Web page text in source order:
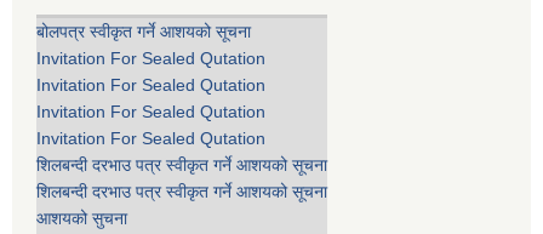
बोलपत्र स्वीकृत गर्ने आशयको सूचना
Invitation For Sealed Qutation
Invitation For Sealed Qutation
Invitation For Sealed Qutation
Invitation For Sealed Qutation
शिलबन्दी दरभाउ पत्र स्वीकृत गर्ने आशयको सूचना
शिलबन्दी दरभाउ पत्र स्वीकृत गर्ने आशयको सूचना
आशयको सुचना